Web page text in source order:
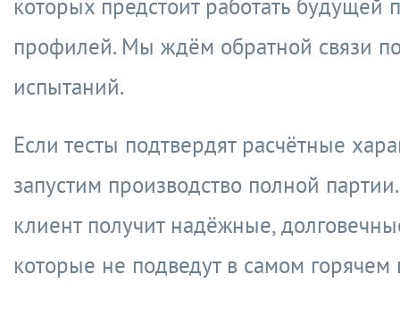
которых предстоит работать будущей
профилей. Мы ждём обратной связи
испытаний.
Если тесты подтвердят расчётные
запустим производство полной
клиент получит надёжные,
которые не подведут в самом горячем